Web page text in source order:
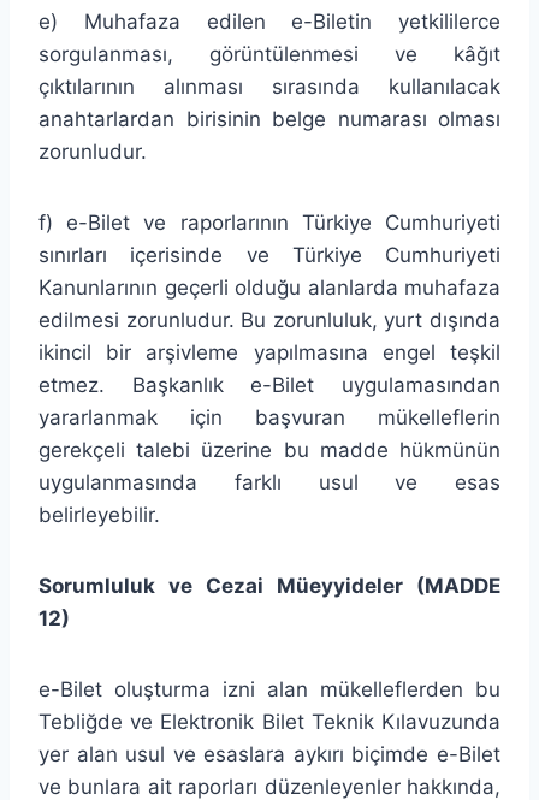
e) Muhafaza edilen e-Biletin yetkililerce
sorgulanması, görüntülenmesi ve kâğıt
çıktılarının alınması sırasında kullanılacak
anahtarlardan birisinin belge numarası olması
zorunludur.
f) e-Bilet ve raporlarının Türkiye Cumhuriyeti
sınırları içerisinde ve Türkiye Cumhuriyeti
Kanunlarının geçerli olduğu alanlarda muhafaza
edilmesi zorunludur. Bu zorunluluk, yurt dışında
ikincil bir arşivleme yapılmasına engel teşkil
etmez. Başkanlık e-Bilet uygulamasından
yararlanmak için başvuran mükelleflerin
gerekçeli talebi üzerine bu madde hükmünün
uygulanmasında farklı usul ve esas
belirleyebilir.
Sorumluluk ve Cezai Müeyyideler (MADDE
12)
e-Bilet oluşturma izni alan mükelleflerden bu
Tebliğde ve Elektronik Bilet Teknik Kılavuzunda
yer alan usul ve esaslara aykırı biçimde e-Bilet
ve bunlara ait raporları düzenleyenler hakkında,